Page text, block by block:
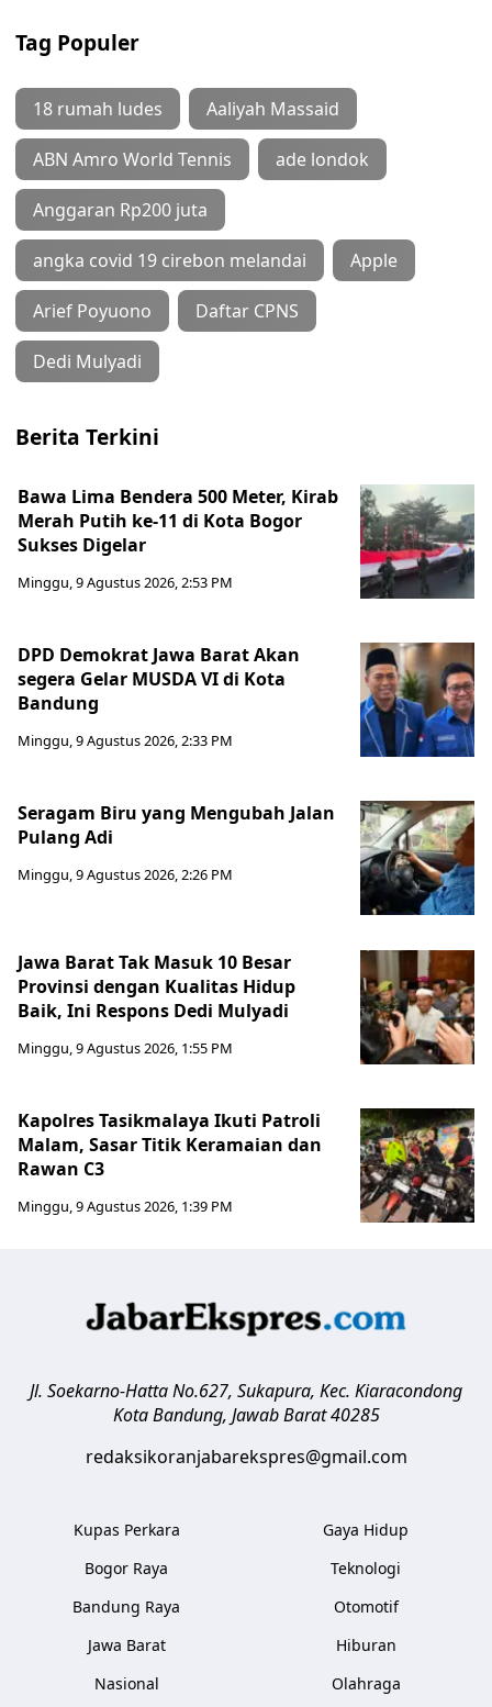
Tag Populer
18 rumah ludes Aaliyah Massaid
ABN Amro World Tennis ade londok
Anggaran Rp200 juta
angka covid 19 cirebon melandai Apple
Arief Poyuono Daftar CPNS
Dedi Mulyadi
Berita Terkini
Bawa Lima Bendera 500 Meter, Kirab
Merah Putih ke-11 di Kota Bogor
Sukses Digelar
Minggu, 9 Agustus 2026, 2:53 PM
DPD Demokrat Jawa Barat Akan
segera Gelar MUSDA VI di Kota
Bandung
Minggu, 9 Agustus 2026, 2:33 PM
Seragam Biru yang Mengubah Jalan
Pulang Adi
Minggu, 9 Agustus 2026, 2:26 PM
Jawa Barat Tak Masuk 10 Besar
Provinsi dengan Kualitas Hidup
Baik, Ini Respons Dedi Mulyadi
Minggu, 9 Agustus 2026, 1:55 PM
Kapolres Tasikmalaya Ikuti Patroli
Malam, Sasar Titik Keramaian dan
Rawan C3
Minggu, 9 Agustus 2026, 1:39 PM
Jl. Soekarno-Hatta No.627, Sukapura, Kec. Kiaracondong
Kota Bandung, Jawab Barat 40285
redaksikoranjabarekspres@gmail.com
Kupas Perkara
Bogor Raya
Bandung Raya
Jawa Barat
Nasional
Gaya Hidup
Teknologi
Otomotif
Hiburan
Olahraga